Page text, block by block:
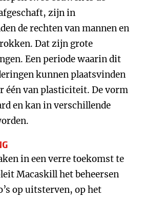
zijn in
de rechten van mannen en
Dat zijn grote
Een periode waarin dit
kunnen plaatsvinden
één van plasticiteit. De vorm
en kan in verschillende
in een verre toekomst te
Macaskill het beheersen
op uitsterven, op het